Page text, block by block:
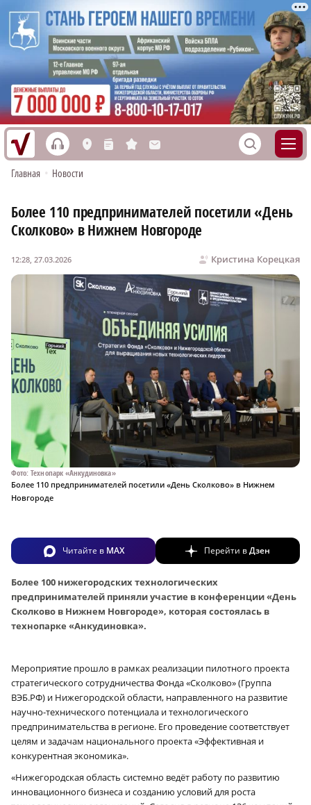
h L n s M S
Главная • Новости
Более 110 предпринимателей посетили «День
Сколково» в Нижнем Новгороде
Кристина Корецкая
12:28, 27.03.2026
Фото: Технопарк «Анкудиновка»
Более 110 предпринимателей посетили «День Сколково» в Нижнем
Новгороде
Читайте в MAX Перейти вДзен
Более 100 нижегородских технологических
предпринимателей приняли участие в конференции «День
Сколково в Нижнем Новгороде», которая состоялась в
технопарке «Анкудиновка».
Мероприятие прошло в рамках реализации пилотного проекта
стратегического сотрудничества Фонда «Сколково» (Группа
ВЭБ.РФ) и Нижегородской области, направленного на развитие
научно-технического потенциала и технологического
предпринимательства в регионе. Его проведение соответствует
целям и задачам национального проекта «Эффективная и
конкурентная экономика».
«Нижегородская область системно ведёт работу по развитию
инновационного бизнеса и созданию условий для роста